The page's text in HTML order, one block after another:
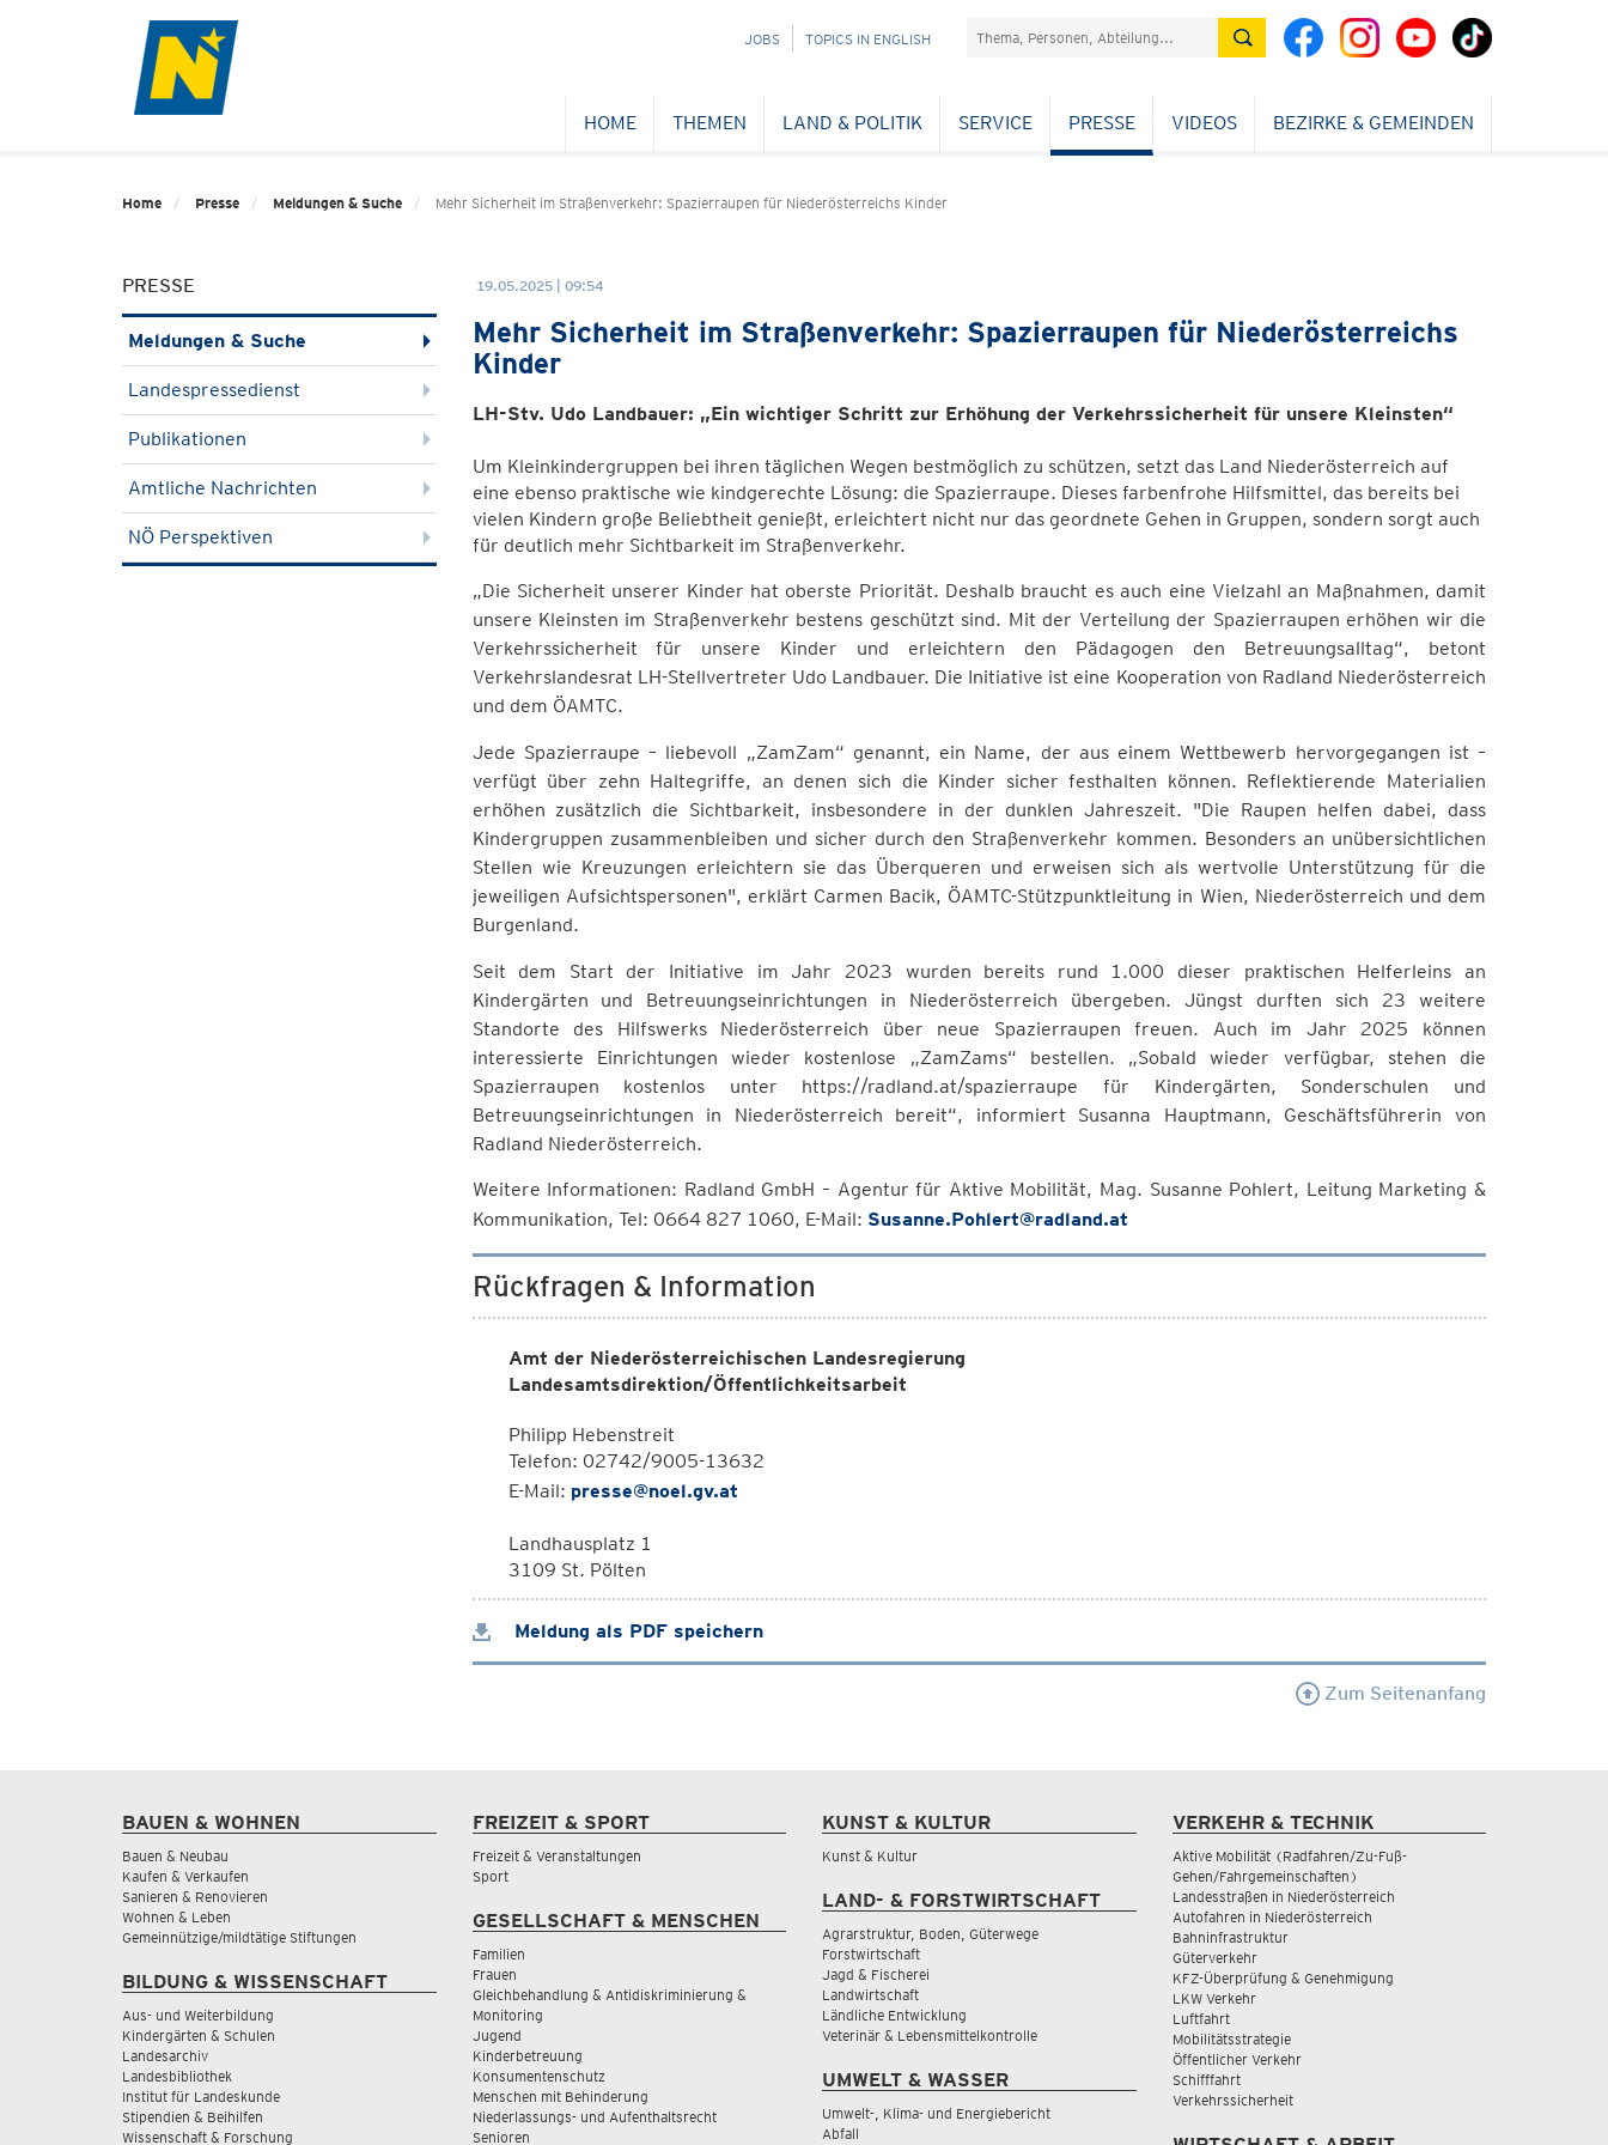
NAVIGATION
JOBS TOPICS IN ENGLISH Suchefeld
HOME THEMEN LAND & POLITIK SERVICE PRESSE VIDEOS BEZIRKE & GEMEINDEN
Home Presse Meldungen & Suche Mehr Sicherheit im Straßenverkehr: Spazierraupen für Niederösterreichs Kinder
PRESSE
Meldungen & Suche
Landespressedienst
Publikationen
Amtliche Nachrichten
NÖ Perspektiven
19.05.2025 | 09:54
Mehr Sicherheit im Straßenverkehr: Spazierraupen für Niederösterreichs
Kinder
LH-Stv. Udo Landbauer: „Ein wichtiger Schritt zur Erhöhung der Verkehrssicherheit für unsere Kleinsten“
Um Kleinkindergruppen bei ihren täglichen Wegen bestmöglich zu schützen, setzt das Land Niederösterreich auf
eine ebenso praktische wie kindgerechte Lösung: die Spazierraupe. Dieses farbenfrohe Hilfsmittel, das bereits bei
vielen Kindern große Beliebtheit genießt, erleichtert nicht nur das geordnete Gehen in Gruppen, sondern sorgt auch
für deutlich mehr Sichtbarkeit im Straßenverkehr.
„Die Sicherheit unserer Kinder hat oberste Priorität. Deshalb braucht es auch eine Vielzahl an Maßnahmen, damit
unsere Kleinsten im Straßenverkehr bestens geschützt sind. Mit der Verteilung der Spazierraupen erhöhen wir die
Verkehrssicherheit für unsere Kinder und erleichtern den Pädagogen den Betreuungsalltag“, betont
Verkehrslandesrat LH-Stellvertreter Udo Landbauer. Die Initiative ist eine Kooperation von Radland Niederösterreich
und dem ÖAMTC.
Jede Spazierraupe – liebevoll „ZamZam“ genannt, ein Name, der aus einem Wettbewerb hervorgegangen ist –
verfügt über zehn Haltegriffe, an denen sich die Kinder sicher festhalten können. Reflektierende Materialien
erhöhen zusätzlich die Sichtbarkeit, insbesondere in der dunklen Jahreszeit. "Die Raupen helfen dabei, dass
Kindergruppen zusammenbleiben und sicher durch den Straßenverkehr kommen. Besonders an unübersichtlichen
Stellen wie Kreuzungen erleichtern sie das Überqueren und erweisen sich als wertvolle Unterstützung für die
jeweiligen Aufsichtspersonen", erklärt Carmen Bacik, ÖAMTC-Stützpunktleitung in Wien, Niederösterreich und dem
Burgenland.
Seit dem Start der Initiative im Jahr 2023 wurden bereits rund 1.000 dieser praktischen Helferleins an
Kindergärten und Betreuungseinrichtungen in Niederösterreich übergeben. Jüngst durften sich 23 weitere
Standorte des Hilfswerks Niederösterreich über neue Spazierraupen freuen. Auch im Jahr 2025 können
interessierte Einrichtungen wieder kostenlose „ZamZams“ bestellen. „Sobald wieder verfügbar, stehen die
Spazierraupen kostenlos unter https://radland.at/spazierraupe für Kindergärten, Sonderschulen und
Betreuungseinrichtungen in Niederösterreich bereit“, informiert Susanna Hauptmann, Geschäftsführerin von
Radland Niederösterreich.
Weitere Informationen: Radland GmbH – Agentur für Aktive Mobilität, Mag. Susanne Pohlert, Leitung Marketing &
Kommunikation, Tel: 0664 827 1060, E-Mail: Susanne.Pohlert@radland.at
Rückfragen & Information
Amt der Niederösterreichischen Landesregierung
Landesamtsdirektion/Öffentlichkeitsarbeit
Philipp Hebenstreit
Telefon: 02742/9005-13632
E-Mail: presse@noel.gv.at
Landhausplatz 1
3109 St. Pölten
Meldung als PDF speichern
Zum Seitenanfang
BAUEN & WOHNEN
Bauen & Neubau
Kaufen & Verkaufen
Sanieren & Renovieren
Wohnen & Leben
Gemeinnützige/mildtätige Stiftungen
BILDUNG & WISSENSCHAFT
Aus- und Weiterbildung
Kindergärten & Schulen
Landesarchiv
Landesbibliothek
Institut für Landeskunde
Stipendien & Beihilfen
Wissenschaft & Forschung
FREIZEIT & SPORT
Freizeit & Veranstaltungen
Sport
GESELLSCHAFT & MENSCHEN
Familien
Frauen
Gleichbehandlung & Antidiskriminierung &
Monitoring
Jugend
Kinderbetreuung
Konsumentenschutz
Menschen mit Behinderung
Niederlassungs- und Aufenthaltsrecht
Senioren
KUNST & KULTUR
Kunst & Kultur
LAND- & FORSTWIRTSCHAFT
Agrarstruktur, Boden, Güterwege
Forstwirtschaft
Jagd & Fischerei
Landwirtschaft
Ländliche Entwicklung
Veterinär & Lebensmittelkontrolle
UMWELT & WASSER
Umwelt-, Klima- und Energiebericht
Abfall
VERKEHR & TECHNIK
Aktive Mobilität (Radfahren/Zu-Fuß-
Gehen/Fahrgemeinschaften)
Landesstraßen in Niederösterreich
Autofahren in Niederösterreich
Bahninfrastruktur
Güterverkehr
KFZ-Überprüfung & Genehmigung
LKW Verkehr
Luftfahrt
Mobilitätsstrategie
Öffentlicher Verkehr
Schifffahrt
Verkehrssicherheit